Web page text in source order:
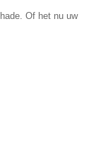
Of het nu uw